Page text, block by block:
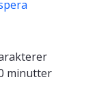
minutter